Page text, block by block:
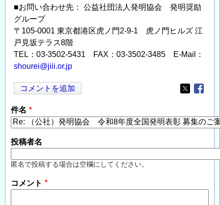
■お問い合わせ先： 公益社団法人発明協会 発明奨励
グループ
〒105-0001 東京都港区虎ノ門2-9-1 虎ノ門ヒルズ 江
戸見坂テラス8階
TEL：03-3502-5431 FAX：03-3502-3485 E-Mail：
shourei@jiii.or.jp
コメントを追加
Opens in
件名
投稿者名
匿名で投稿する場合は空欄にしてください。
コメント